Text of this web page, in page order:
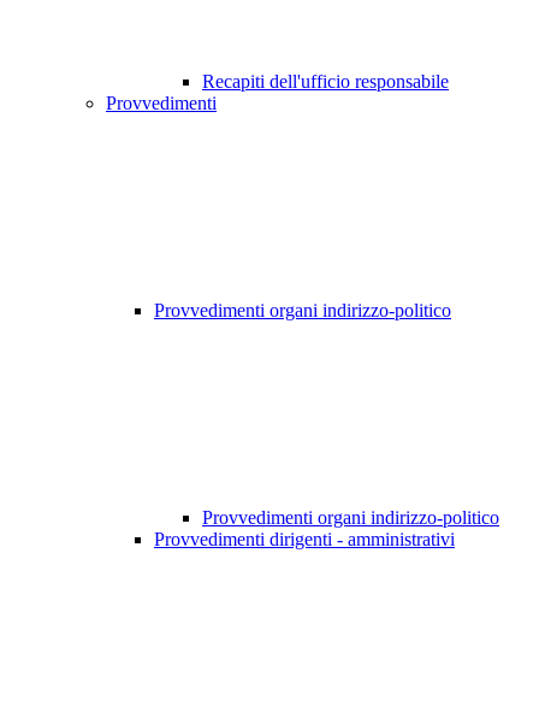
Recapiti dell'ufficio responsabile
Provvedimenti
Provvedimenti organi indirizzo-politico
Provvedimenti organi indirizzo-politico
Provvedimenti dirigenti - amministrativi